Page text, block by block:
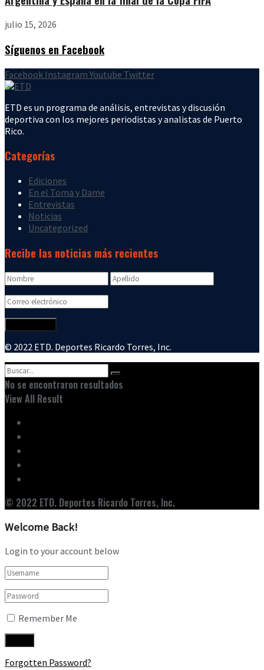
julio 15, 2026
Síguenos en Facebook
Facebook Instagram Youtube Twitter
ETD es un programa de análisis, entrevistas y discusión
deportiva con los mejores periodistas y analistas de Puerto
Rico.
Categorías
Ediciones
En el Toma y Dame
Entrevistas
Noticias
Uncategorized
Recibe las noticias más recientes
© 2022 ETD. Deportes Ricardo Torres, Inc.
No se encontraron resultados
View All Result
© 2022 ETD. Deportes Ricardo Torres, Inc.
Welcome Back!
Login to your account below
Remember Me
Forgotten Password?